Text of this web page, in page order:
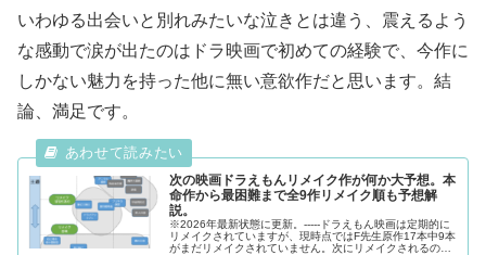
いわゆる出会いと別れみたいな泣きとは違う、震えるよう
な感動で涙が出たのはドラ映画で初めての経験で、今作に
しかない魅力を持った他に無い意欲作だと思います。結
論、満足です。
次の映画ドラえもんリメイク作が何か大予想。本
命作から最困難まで全9作リメイク順も予想解
説。
※2026年最新状態に更新。-----ドラえもん映画は定期的に
リメイクされていますが、現時点ではF先生原作17本中9本
がまだリメイクされていません。次にリメイクされるのは